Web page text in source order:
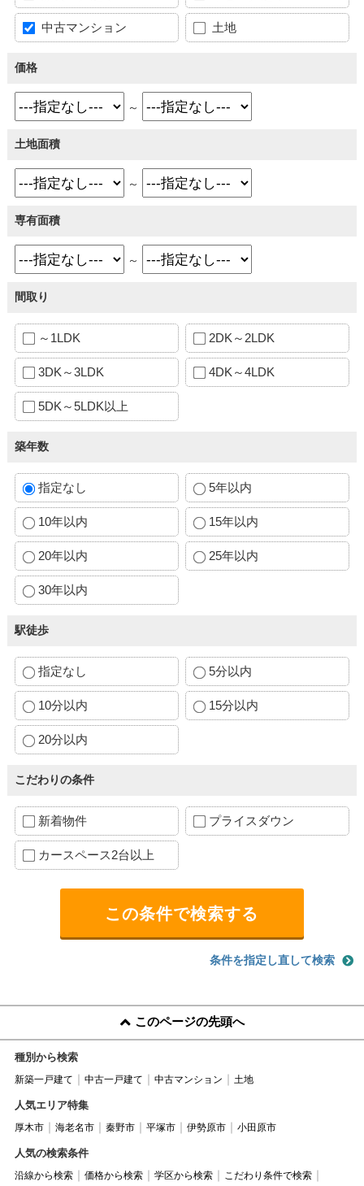
中古マンション 土地
価格
～
土地面積
～
専有面積
～
間取り
～1LDK 2DK～2LDK
3DK～3LDK 4DK～4LDK
5DK～5LDK以上
築年数
指定なし 5年以内
10年以内 15年以内
20年以内 25年以内
30年以内
駅徒歩
指定なし 5分以内
10分以内 15分以内
20分以内
こだわりの条件
新着物件 プライスダウン
カースペース2台以上
条件を指定し直して検索
このページの先頭へ
種別から検索
新築一戸建て 中古一戸建て 中古マンション 土地
人気エリア特集
厚木市 海老名市 秦野市 平塚市 伊勢原市 小田原市
人気の検索条件
沿線から検索 価格から検索 学区から検索
こだわり条件で検索